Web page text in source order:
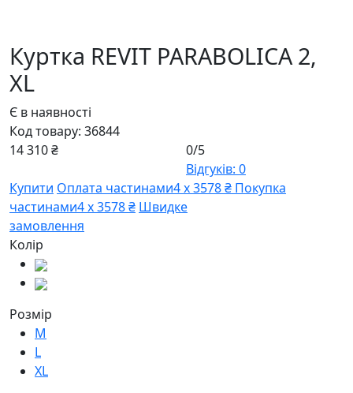
Куртка REVIT PARABOLICA 2,
XL
Є в наявності
Код товару: 36844
14 310 ₴
0/5
Відгуків: 0
Купити Оплата частинами4 х 3578 ₴ Покупка
частинами4 х 3578 ₴ Швидке
замовлення
Колір
Розмір
M
L
XL